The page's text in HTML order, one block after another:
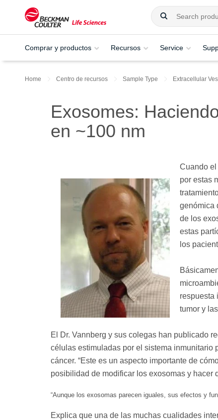
Comprar y productos Recursos Service
Home Centro de recursos Sample Type Extracellular
Exosomes:
en ~100 nm
Cuando el
por estas
genómica
de los
estas
los
respuesta
tumor y
El Dr. Vannberg y sus colegas han publicado
células estimuladas por el sistema
cáncer. “Este es un aspecto importante de
posibilidad de modificar los exosomas y
“Aunque los exosomas parecen iguales, sus efectos y
Explica que una de las muchas cualidades